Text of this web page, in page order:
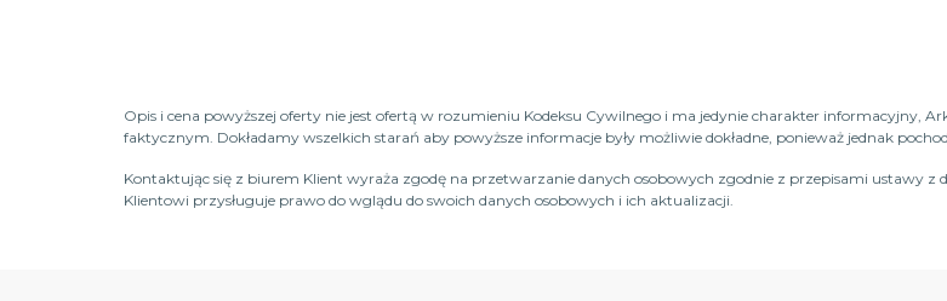
Opis i cena powyższej oferty nie jest ofertą w rozumieniu Kodeksu Cywilnego i ma jedynie charakter informacyjny,
faktycznym. Dokładamy wszelkich starań aby powyższe informacje były możliwie dokładne, ponieważ jednak
Kontaktując się z biurem Klient wyraża zgodę na przetwarzanie danych osobowych zgodnie z przepisami ustawy z
Klientowi przysługuje prawo do wglądu do swoich danych osobowych i ich aktualizacji.